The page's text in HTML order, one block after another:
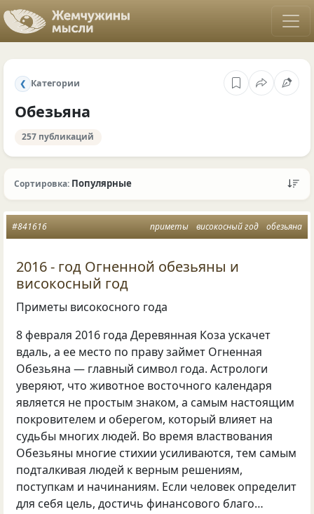
❮ Категории
Обезьяна
257 публикаций
Сортировка: Популярные
приметы високосный год обезьяна
#841616
2016 - год Огненной обезьяны и
високосный год
Приметы високосного года
8 февраля 2016 года Деревянная Коза ускачет
вдаль, а ее место по праву займет Огненная
Обезьяна — главный символ года. Астрологи
уверяют, что животное восточного календаря
является не простым знаком, а самым настоящим
покровителем и оберегом, который влияет на
судьбы многих людей. Во время властвования
Обезьяны многие стихии усиливаются, тем самым
подталкивая людей к верным решениям,
поступкам и начинаниям. Если человек определит
для себя цель, достичь финансового благо…